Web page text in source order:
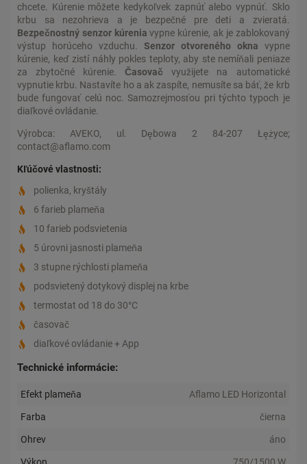
chcete. Kúrenie môžete kedykoľvek zapnúť alebo vypnúť. Sklo
krbu sa nezohrieva a je bezpečné pre deti a zvieratá.
Bezpečnostný senzor kúrenia vypne kúrenie, ak je zablokovaný
výstup horúceho vzduchu. Senzor otvoreného okna vypne
kúrenie, keď zistí náhly pokles teploty, aby ste nemíňali peniaze
za zbytočné kúrenie.Časovač využijete na automatické
vypnutie krbu. Nastavíte ho a ak zaspíte, nemusíte sa báť, že krb
bude fungovať celú noc. Samozrejmosťou pri týchto typoch je
diaľkové ovládanie.
Výrobca: AVEKO, ul. Dębowa 2 84-207 Łężyce;
contact@aflamo.com
Kľúčové vlastnosti:
polienka, kryštály
6 farieb plameňa
10 farieb podsvietenia
5 úrovni jasnosti plameňa
3 stupne rýchlosti plameňa
podsvietený dotykový displej na krbe
termostat od 18 do 30°C
časovač
diaľkové ovládanie + App
Technické informácie:
Efekt plameňa Aflamo LED Horizontal
Farba čierna
Ohrev áno